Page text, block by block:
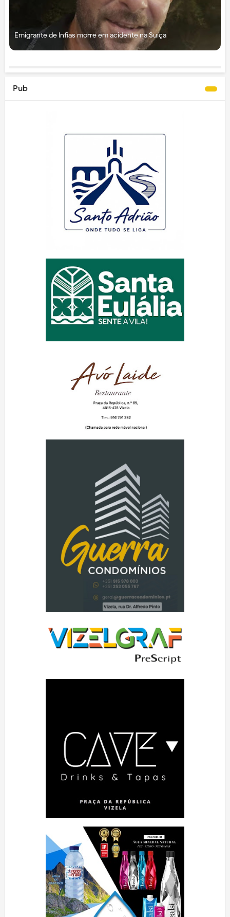
Emigrante de Infias morre em acidente na Suíça
Pub